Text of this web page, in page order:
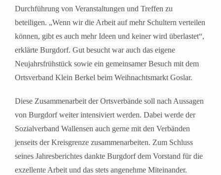
Durchführung von Veranstaltungen und Treffen zu
beteiligen. „Wenn wir die Arbeit auf mehr Schultern verteilen
können, gibt es auch mehr Ideen und keiner wird überlastet“,
erklärte Burgdorf. Gut besucht war auch das eigene
Neujahrsfrühstück sowie ein gemeinsamer Besuch mit dem
Ortsverband Klein Berkel beim Weihnachtsmarkt Goslar.
Diese Zusammenarbeit der Ortsverbände soll nach Aussagen
von Burgdorf weiter intensiviert werden. Dabei werde der
Sozialverband Wallensen auch gerne mit den Verbänden
jenseits der Kreisgrenze zusammenarbeiten. Zum Schluss
seines Jahresberichtes dankte Burgdorf dem Vorstand für die
exzellente Arbeit und das stets angenehme Miteinander.